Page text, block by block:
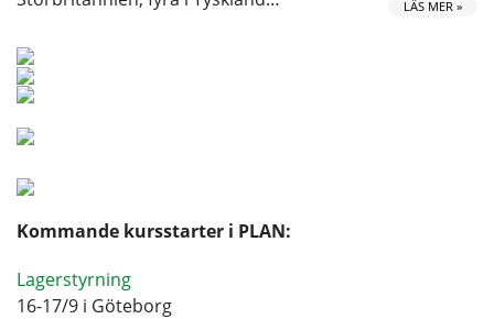
LÄS MER »
Kommande kursstarter i PLAN:
Lagerstyrning
16-17/9 i Göteborg